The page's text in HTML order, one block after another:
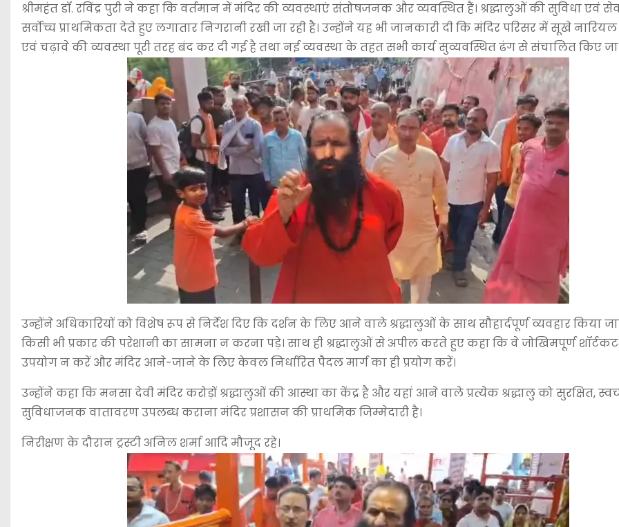
श्रीमहंत डॉ. रविंद्र पुरी ने कहा कि वर्तमान में मंदिर की व्यवस्थाएं संतोषजनक और व्यवस्थित हैं। श्रद्धालुओं की सुविधा एवं
सर्वोच्च प्राथमिकता देते हुए लगातार निगरानी रखी जा रही है। उन्होंने यह भी जानकारी दी कि मंदिर परिसर में सूखे नारियल
एवं चढ़ावे की व्यवस्था पूरी तरह बंद कर दी गई है तथा नई व्यवस्था के तहत सभी कार्य सुव्यवस्थित ढंग से संचालित किए जा
उन्होंने अधिकारियों को विशेष रूप से निर्देश दिए कि दर्शन के लिए आने वाले श्रद्धालुओं के साथ सौहार्दपूर्ण व्यवहार किया
किसी भी प्रकार की परेशानी का सामना न करना पड़े। साथ ही श्रद्धालुओं से अपील करते हुए कहा कि वे जोखिमपूर्ण शॉर्टकट
उपयोग न करें और मंदिर आने-जाने के लिए केवल निर्धारित पैदल मार्ग का ही प्रयोग करें।
उन्होंने कहा कि मनसा देवी मंदिर करोड़ों श्रद्धालुओं की आस्था का केंद्र है और यहां आने वाले प्रत्येक श्रद्धालु को सुरक्षित,
सुविधाजनक वातावरण उपलब्ध कराना मंदिर प्रशासन की प्राथमिक जिम्मेदारी है।
निरीक्षण के दौरान ट्रस्टी अनिल शर्मा आदि मौजूद रहे।